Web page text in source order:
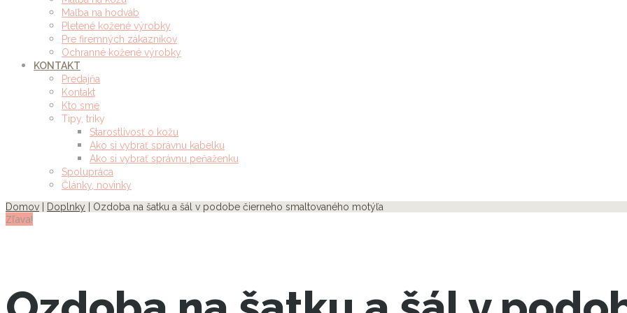
Maľba na hodváb
Pletené kožené výrobky
Pre firemných zákazníkov
Ochranné kožené výrobky
KONTAKT
Predajňa
Kontakt
Kto sme
Tipy, triky
Starostlivosť o kožu
Ako si vybrať správnu kabelku
Ako si vybrať správnu peňaženku
Spolupráca
Články, novinky
Domov
Doplnky | Ozdoba na šatku a šál v podobe čierneho smaltovaného motýľa
Zľava!